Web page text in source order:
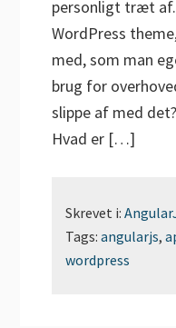
personligt træt af.
WordPress
med, som man
brug for
slippe af med
Hvad er […]
Skrevet i:
Tags:angularjs,
wordpress